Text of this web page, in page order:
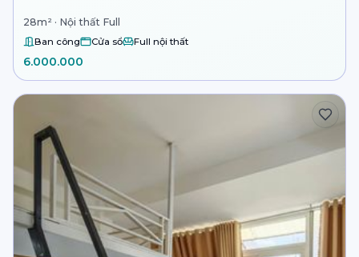
28m² · Nội thất Full
Ban công Cửa sổ Full nội thất
6.000.000